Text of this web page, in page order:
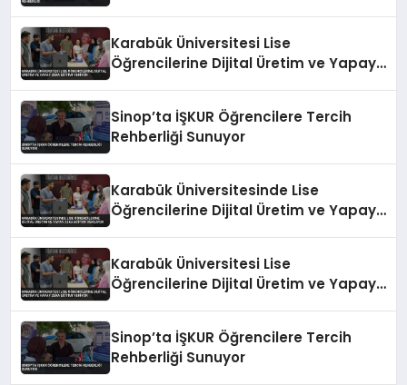
Karabük Üniversitesi Lise
Öğrencilerine Dijital Üretim ve Yapay
Sinop’ta İŞKUR Öğrencilere Tercih
Rehberliği Sunuyor
Karabük Üniversitesinde Lise
Öğrencilerine Dijital Üretim ve Yapay
Karabük Üniversitesi Lise
Öğrencilerine Dijital Üretim ve Yapay
Sinop’ta İŞKUR Öğrencilere Tercih
Rehberliği Sunuyor